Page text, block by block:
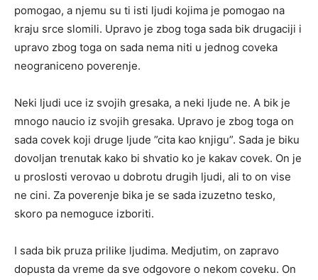
pomogao, a njemu su ti isti ljudi kojima je pomogao na
kraju srce slomili. Upravo je zbog toga sada bik drugaciji i
upravo zbog toga on sada nema niti u jednog coveka
neograniceno poverenje.
Neki ljudi uce iz svojih gresaka, a neki ljude ne. A bik je
mnogo naucio iz svojih gresaka. Upravo je zbog toga on
sada covek koji druge ljude ”cita kao knjigu”. Sada je biku
dovoljan trenutak kako bi shvatio ko je kakav covek. On je
u proslosti verovao u dobrotu drugih ljudi, ali to on vise
ne cini. Za poverenje bika je se sada izuzetno tesko,
skoro pa nemoguce izboriti.
I sada bik pruza prilike ljudima. Medjutim, on zapravo
dopusta da vreme da sve odgovore o nekom coveku. On